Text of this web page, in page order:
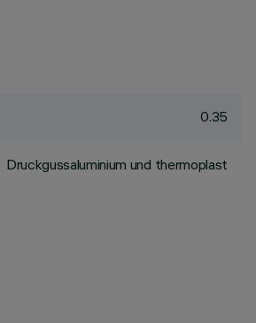
0.35
Druckgussaluminium und thermoplast